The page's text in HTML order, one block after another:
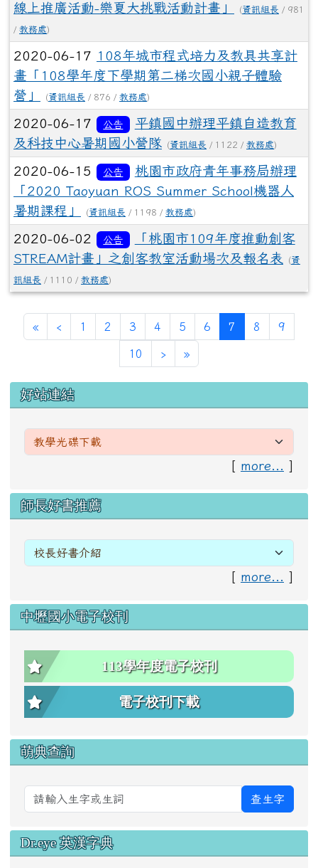
線上推廣活動-樂夏大挑戰活動計畫」
(資訊組長 / 981
/ 教務處)
2020-06-17 108年城市程式培力及教具共享計
畫「108學年度下學期第二梯次國小親子體驗
營」
(資訊組長 / 876 / 教務處)
2020-06-17 公告
平鎮國中辦理平鎮自造教育
及科技中心暑期國小營隊
(資訊組長 / 1122 / 教務處)
2020-06-15 公告
桃園市政府青年事務局辦理
「2020 Taoyuan ROS Summer School機器人
暑期課程」
(資訊組長 / 1198 / 教務處)
2020-06-02 公告
「桃園市109年度推動創客
STREAM計畫」之創客教室活動場次及報名表
(資
訊組長 / 1110 / 教務處)
«第一頁
‹ 上一頁
1 2 3 4 5 6 7 (目前頁次)
8 9
10 ›下一頁
»最後頁
左邊區域內容
好站連結
[ more... ]
右邊區域內容
師長好書推薦
[ more... ]
中壢國小電子校刊
113學年度電子校刊
電子校刊下載
萌典查詢
查生字
Dr.eye 英漢字典